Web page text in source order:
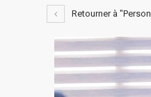
Retourner à